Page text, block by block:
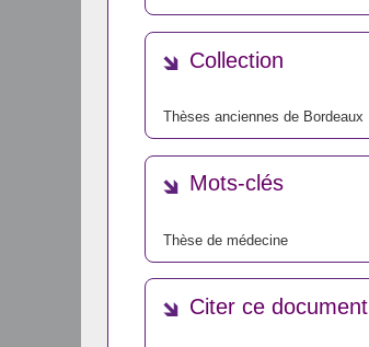
Collection
Thèses anciennes de Bordeaux
Mots-clés
Thèse de médecine
Citer ce document